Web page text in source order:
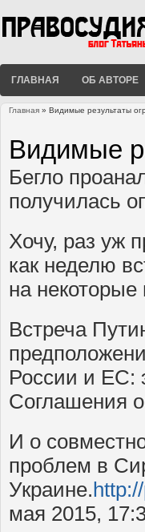
ГЛАВНАЯ ОБ АВТОРЕ
Главная » Видимые результаты
Видимые
Бегло
получилась
Хочу, раз уж
как неделю
на некоторые
Встреча
России и ЕС:
Соглашения
И о
проблем в
Украине.
мая 2015,